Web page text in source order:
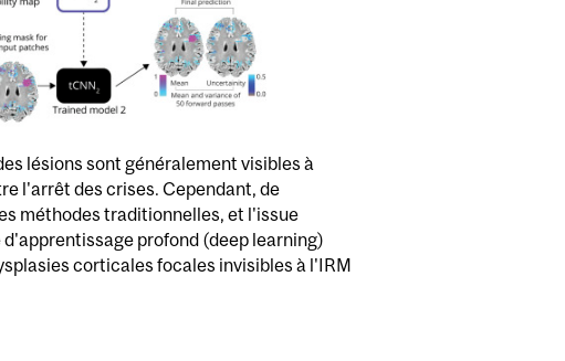
lésions sont généralement visibles à
l'arrêt des crises. Cependant, de
méthodes traditionnelles, et l'issue
profond (deep learning)
corticales focales invisibles à l'IRM